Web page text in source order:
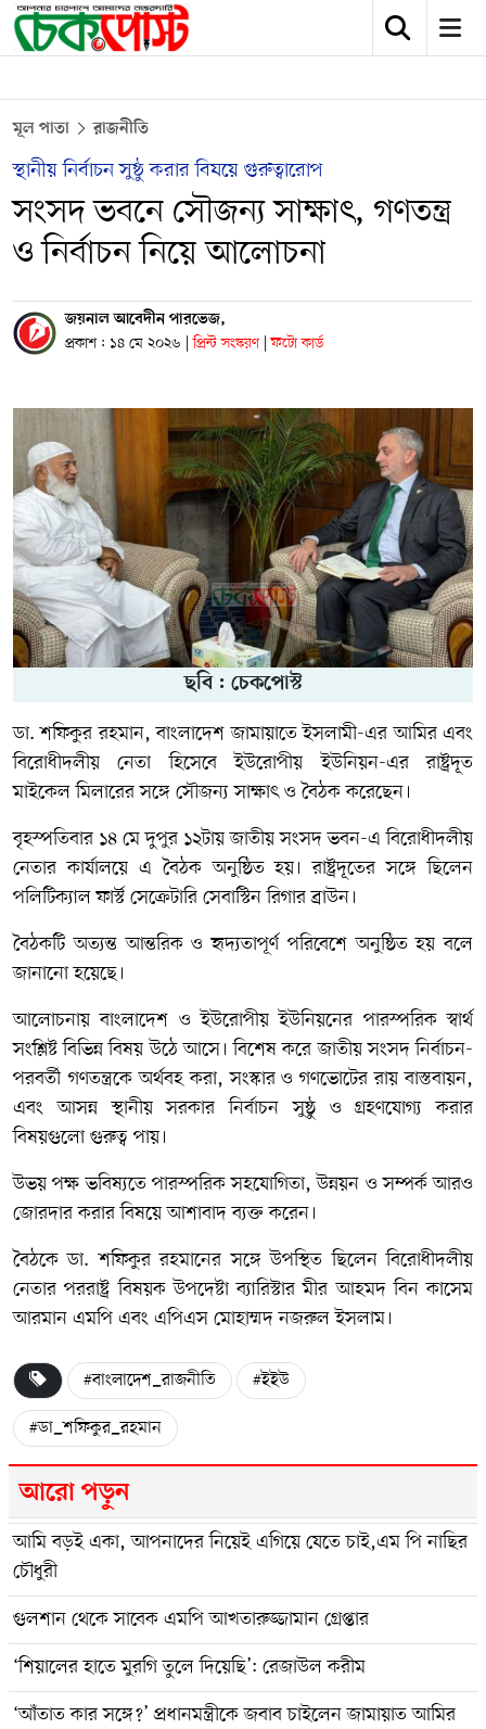
মূল পাতা রাজনীতি
স্থানীয় নির্বাচন সুষ্ঠু করার বিষয়ে গুরুত্বারোপ
সংসদ ভবনে সৌজন্য সাক্ষাৎ, গণতন্ত্র
ও নির্বাচন নিয়ে আলোচনা
জয়নাল আবেদীন পারভেজ,
প্রকাশ : ১৪ মে ২০২৬ | প্রিন্ট সংস্করণ | ফটো কার্ড
ছবি : চেকপোস্ট
ডা. শফিকুর রহমান,বাংলাদেশ জামায়াতে ইসলামী-এর আমির এবং
বিরোধীদলীয় নেতা হিসেবেইউরোপীয় ইউনিয়ন-এর রাষ্ট্রদূত
মাইকেল মিলারের সঙ্গে সৌজন্য সাক্ষাৎ ও বৈঠক করেছেন।
বৃহস্পতিবার ১৪ মে দুপুর ১২টায়জাতীয় সংসদ ভবন-এ বিরোধীদলীয়
নেতার কার্যালয়ে এ বৈঠক অনুষ্ঠিত হয়। রাষ্ট্রদূতের সঙ্গে ছিলেন
পলিটিক্যাল ফার্স্ট সেক্রেটারি সেবাস্টিন রিগার ব্রাউন।
বৈঠকটি অত্যন্ত আন্তরিক ও হৃদ্যতাপূর্ণ পরিবেশে অনুষ্ঠিত হয় বলে
জানানো হয়েছে।
আলোচনায় বাংলাদেশ ও ইউরোপীয় ইউনিয়নের পারস্পরিক স্বার্থ
সংশ্লিষ্ট বিভিন্ন বিষয় উঠে আসে। বিশেষ করে জাতীয় সংসদ নির্বাচন-
পরবর্তী গণতন্ত্রকে অর্থবহ করা, সংস্কার ও গণভোটের রায় বাস্তবায়ন,
এবং আসন্ন স্থানীয় সরকার নির্বাচন সুষ্ঠু ও গ্রহণযোগ্য করার
বিষয়গুলো গুরুত্ব পায়।
উভয় পক্ষ ভবিষ্যতে পারস্পরিক সহযোগিতা, উন্নয়ন ও সম্পর্ক আরও
জোরদার করার বিষয়ে আশাবাদ ব্যক্ত করেন।
বৈঠকে ডা. শফিকুর রহমানের সঙ্গে উপস্থিত ছিলেন বিরোধীদলীয়
নেতার পররাষ্ট্র বিষয়ক উপদেষ্টা ব্যারিস্টার মীর আহমদ বিন কাসেম
আরমান এমপি এবং এপিএস মোহাম্মদ নজরুল ইসলাম।
#বাংলাদেশ_রাজনীতি
#ইইউ
#ডা_শফিকুর_রহমান
আরো পড়ুন
আমি বড়ই একা, আপনাদের নিয়েই এগিয়ে যেতে চাই,এম পি নাছির
চৌধুরী
গুলশান থেকে সাবেক এমপি আখতারুজ্জামান গ্রেপ্তার
‘শিয়ালের হাতে মুরগি তুলে দিয়েছি’: রেজাউল করীম
‘আঁতাত কার সঙ্গে?’ প্রধানমন্ত্রীকে জবাব চাইলেন জামায়াত আমির